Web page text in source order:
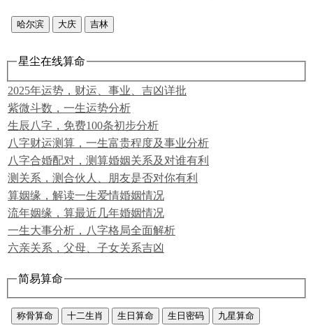
哈尔滨 大庆 吉林
星尘在线算命
2025年运势，财运、事业、吉凶详批
紫微斗数，一生运势分析
生辰八字，免费100条初步分析
八字财运测算，一生富贵程度及事业分析
八字合婚配对，测算婚姻关系及对谁有利
测关系，测合伙人、朋友是否对你有利
算姻缘，解读一生爱情婚姻情况
流年姻缘，算最近几年婚姻情况
一生大事分析，八字格局全面解析
六亲关系，父母、子女关系吉凶
简易算命
称骨算命 十二生肖 生日算命 生日密码 九星算命